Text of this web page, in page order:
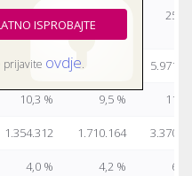
ISPROBAJTE
prijavite ovdje.
20,0 % 25,2
3.509.823 3.885.775
10,3 % 9,5 % 11,7
1.354.312 1.710.164
4,0 % 4,2 % 6,6